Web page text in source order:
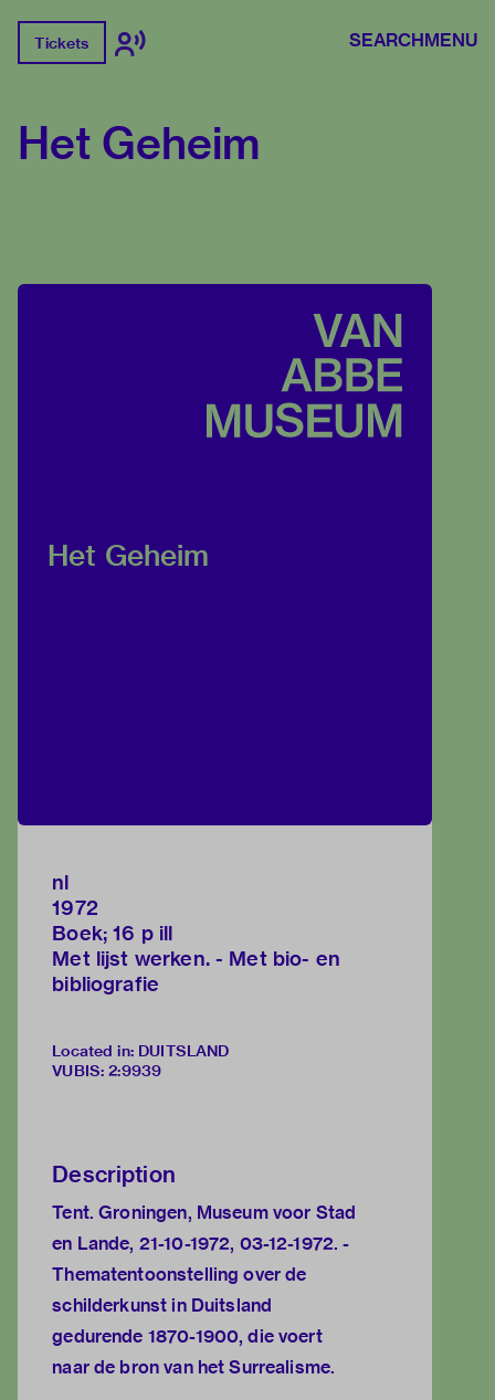
Tickets SEARCHMENU
Het Geheim
Het Geheim
nl
1972
Boek; 16 p ill
Met lijst werken. - Met bio- en
bibliografie
Located in: DUITSLAND
VUBIS: 2:9939
Description
Tent. Groningen, Museum voor Stad
en Lande, 21-10-1972, 03-12-1972. -
Thematentoonstelling over de
schilderkunst in Duitsland
gedurende 1870-1900, die voert
naar de bron van het Surrealisme.